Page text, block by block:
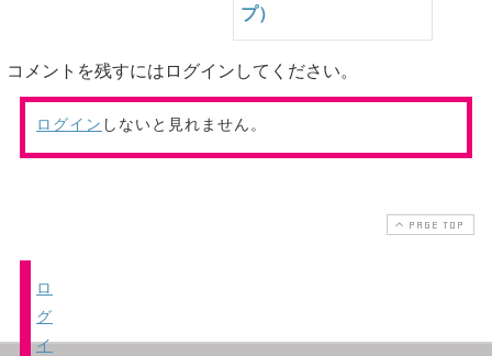
プ）
コメントを残すにはログインしてください。
ログイン しないと見れません。
PAGE TOP
ロ
グ
イ